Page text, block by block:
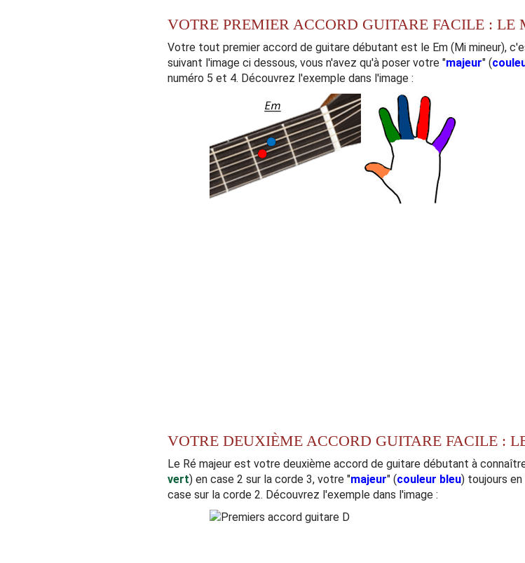
VOTRE PREMIER ACCORD GUITARE FACILE :
Votre tout premier accord de guitare débutant est le Em (Mi mineur),
suivant l'image ci dessous, vous n'avez qu'à poser votre "majeur" (
numéro 5 et 4. Découvrez l'exemple dans l'image :
VOTRE DEUXIÈME ACCORD GUITARE FACILE :
Le Ré majeur est votre deuxième accord de guitare débutant à
vert) en case 2 sur la corde 3, votre "majeur" (couleur bleu) toujours
case sur la corde 2. Découvrez l'exemple dans l'image :